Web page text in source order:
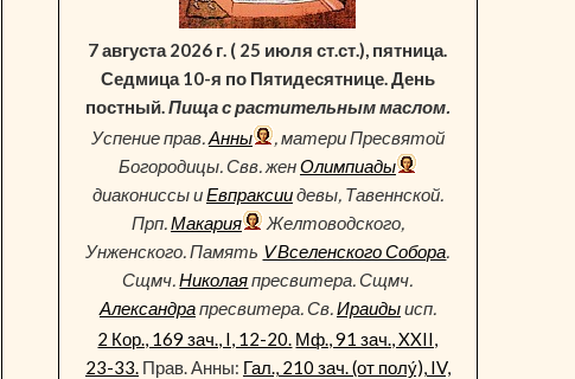
7 августа 2026 г. ( 25 июля ст.ст.), пятница.
Седмица 10-я по Пятидесятнице. День
постный.Пища с растительным маслом.
Успение прав.Анны
, матери Пресвятой
Богородицы. Свв. женОлимпиады
диакониссы иЕвпраксиидевы, Тавеннской.
Прп.Макария
Желтоводского,
Унженского. Память V Вселенского Собора.
Сщмч.Николаяпресвитера. Сщмч.
Александрапресвитера. Св.Ираидыисп.
2 Кор., 169 зач., I, 12-20. Мф., 91 зач., XXII,
23-33.Прав. Анны: Гал., 210 зач. (от полу́), IV,